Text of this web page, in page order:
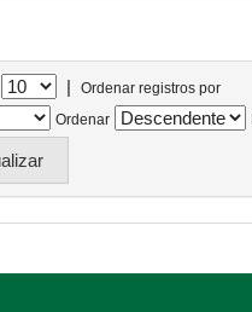
|
Ordenar registros por
Ordenar